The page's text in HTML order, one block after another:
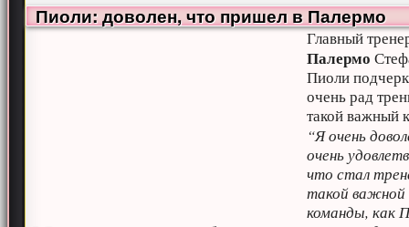
Пиоли: доволен, что пришел в Палермо
Главный
Палермо
Пиоли
очень рад
такой важный
“Я очень
очень
что стал
такой важной
команды, как